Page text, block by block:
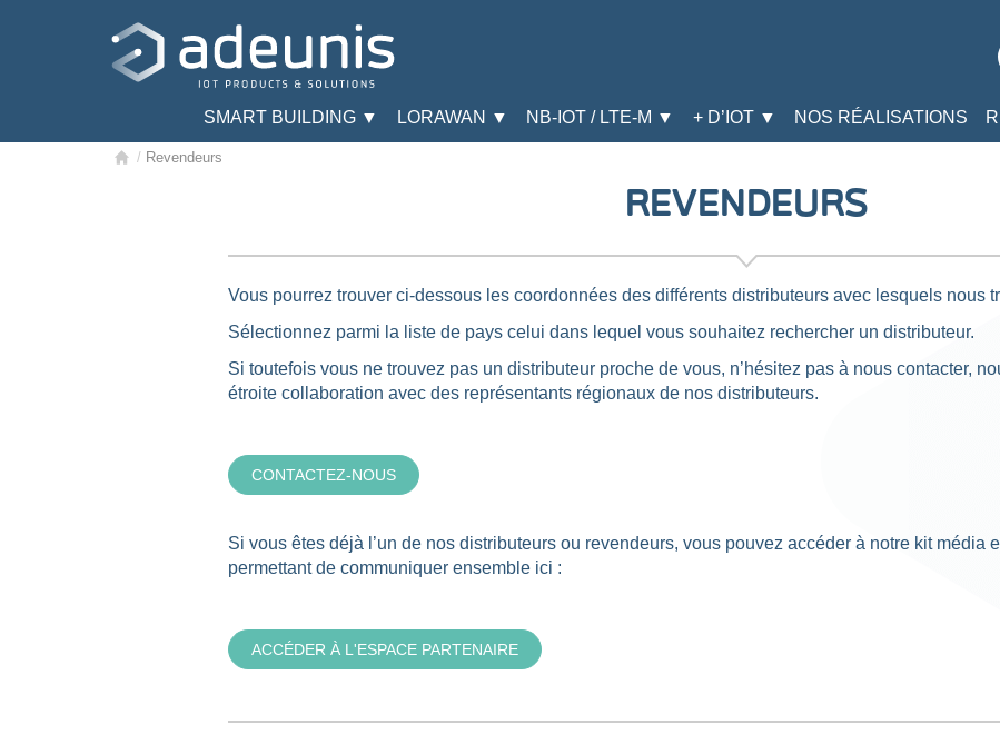
SMART BUILDING ▼ LORAWAN ▼ NB-IOT / LTE-M ▼ + D’IOT ▼ NOS RÉALISATIONS
/ Revendeurs
REVENDEURS
Vous pourrez trouver ci-dessous les coordonnées des différents distributeurs avec lesquels nous
Sélectionnez parmi la liste de pays celui dans lequel vous souhaitez rechercher un distributeur.
Si toutefois vous ne trouvez pas un distributeur proche de vous, n’hésitez pas à nous contacter,
étroite collaboration avec des représentants régionaux de nos distributeurs.
CONTACTEZ-NOUS
Si vous êtes déjà l’un de nos distributeurs ou revendeurs, vous pouvez accéder à notre kit média
permettant de communiquer ensemble ici :
ACCÉDER À L'ESPACE PARTENAIRE